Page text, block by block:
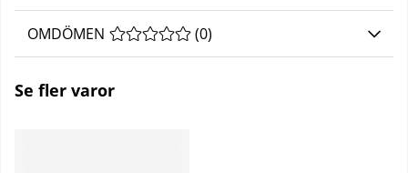
OMDÖMEN MEDELBETYG 0 AV 5 ANTAL BETYG 0
(0)
Se fler varor